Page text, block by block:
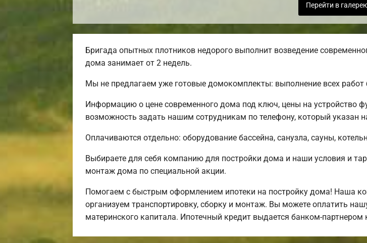
Перейти в
Бригада опытных плотников недорого выполнит возведение
дома занимает от 2 недель.
Мы не предлагаем уже готовые домокомплекты: выполнение всех работ
Информацию о цене современного дома под ключ, цены на устройство
возможность задать нашим сотрудникам по телефону, который указан
Оплачиваются отдельно: оборудование бассейна, санузла, сауны,
Выбираете для себя компанию для постройки дома и наши условия и
монтаж дома по специальной акции.
Помогаем с быстрым оформлением ипотеки на постройку дома! Наша
организуем транспортировку, сборку и монтаж. Вы можете оплатить
материнского капитала. Ипотечный кредит выдается банком-партнером